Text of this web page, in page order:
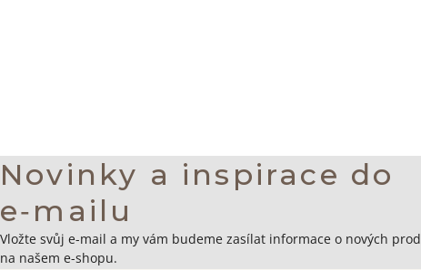
Zápatí
Novinky a inspirace do
e‑mailu
Vložte svůj e-mail a my vám budeme zasílat informace o nových
na našem e-shopu.